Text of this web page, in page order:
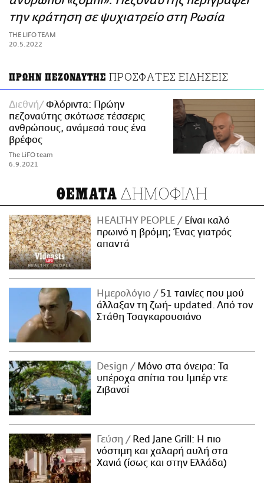
ΑΜΠΑ
PRINT
την κράτηση σε ψυχιατρείο στη Ρωσία
THE LIFO TEAM
20.5.2022
ΠΡΩΗΝ ΠΕΖΟΝΑΥΤΗΣ ΠΡΟΣΦΑΤΕΣ ΕΙΔΗΣΕΙΣ
Διεθνή
Φλόριντα: Πρώην
πεζοναύτης σκότωσε τέσσερις
ανθρώπους, ανάμεσά τους ένα
βρέφος
The LiFO team
6.9.2021
ΘΕΜΑΤΑ ΔΗΜΟΦΙΛΗ
HEALTHY PEOPLE
Είναι καλό
πρωινό η βρόμη; Ένας γιατρός
απαντά
Ημερολόγιο
51 ταινίες που μού
άλλαξαν τη ζωή- updated. Aπό τον
Στάθη Τσαγκαρουσιάνο
Design
Μόνο στα όνειρα: Τα
υπέροχα σπίτια του Ιμπέρ ντε
Ζιβανσί
Γεύση
Red Jane Grill: Η πιο
νόστιμη και χαλαρή αυλή στα
Χανιά (ίσως και στην Ελλάδα)